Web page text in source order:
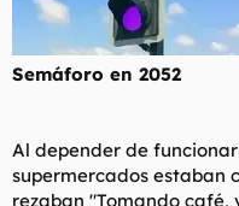
Semáforo en 2052
Al depender de
supermercados estaban
rezaban "Tomando café,